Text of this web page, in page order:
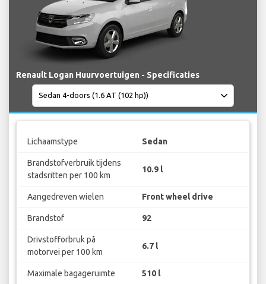
Renault Logan Huurvoertuigen - Specificaties
Lichaamstype Sedan
Brandstofverbruik tijdens
stadsritten per 100 km
10.9 l
Aangedreven wielen Front wheel drive
Brandstof 92
Drivstofforbruk på
motorvei per 100 km
6.7 l
Maximale bagageruimte 510 l